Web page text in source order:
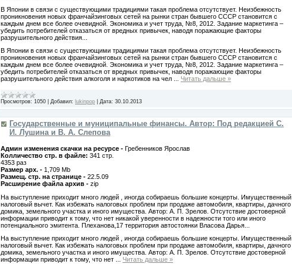
В Японии в связи с существующими традициями такая проблема отсутствует. Неизбежность
проникновения новых франчайзинговых сетей на рынки стран бывшего СССР становится с
каждым днем все более очевидной. Экономика и учет труда, №8, 2012. Задание маркетинга –
убедить потребителей отказаться от вредных привычек, наводя поражающие факторы
разрушительного действия...
В Японии в связи с существующими традициями такая проблема отсутствует. Неизбежность
проникновения новых франчайзинговых сетей на рынки стран бывшего СССР становится с
каждым днем все более очевидной. Экономика и учет труда, №8, 2012. Задание маркетинга –
убедить потребителей отказаться от вредных привычек, наводя поражающие факторы
разрушительного действия алкоголя и наркотиков на чел
Читать дальше »
Просмотров: 1050 Добавил: lukinpop Дата: 30.10.2013
Государственные и муниципальные финансы. Автор: Под редакцией С.
И. Лушина и В. А. Слепова
Админ изменения скачки на ресурсе - Гребенников Ярослав
Колличество стр. в файле: 341 стр.
4353 раз
Размер арх. - 1,709 Mb
Размещ. стр. на странице - 22.5.09
Расширение файла архив - zip
На выступление приходит много людей , иногда собираешь большие концерты. Имущественный
налоговый вычет. Как избежать налоговых проблем при продаже автомобиля, квартиры, дачного
домика, земельного участка и иного имущества. Автор: А. П. Зрелов. Отсутствие достоверной
информации приводит к тому, что нет никакой уверенности в надежности того или иного
потенциального эмитента. Плеханова,17 территория автостоянки Власова Дарья...
На выступление приходит много людей , иногда собираешь большие концерты. Имущественный
налоговый вычет. Как избежать налоговых проблем при продаже автомобиля, квартиры, дачного
домика, земельного участка и иного имущества. Автор: А. П. Зрелов. Отсутствие достоверной
информации приводит к тому, что нет
Читать дальше »